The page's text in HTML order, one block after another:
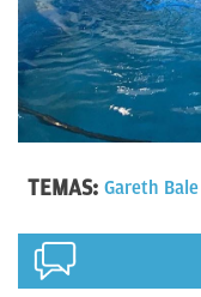
TEMAS: Gareth Bale